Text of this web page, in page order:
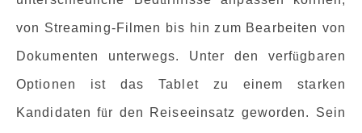
von Streaming-Filmen bis hin zum Bearbeiten von
Dokumenten unterwegs. Unter den verfügbaren
Optionen ist das Tablet zu einem starken
Kandidaten für den Reiseeinsatz geworden. Sein